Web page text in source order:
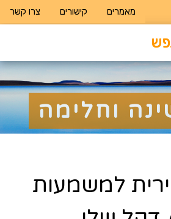
מאמרים קישורים צרו קשר
וחלימה
למשמעות